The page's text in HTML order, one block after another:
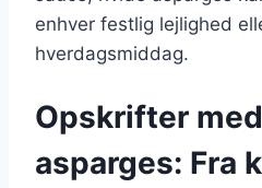
enhver festlig lejlighed
hverdagsmiddag.
Opskrifter
asparges: Fra